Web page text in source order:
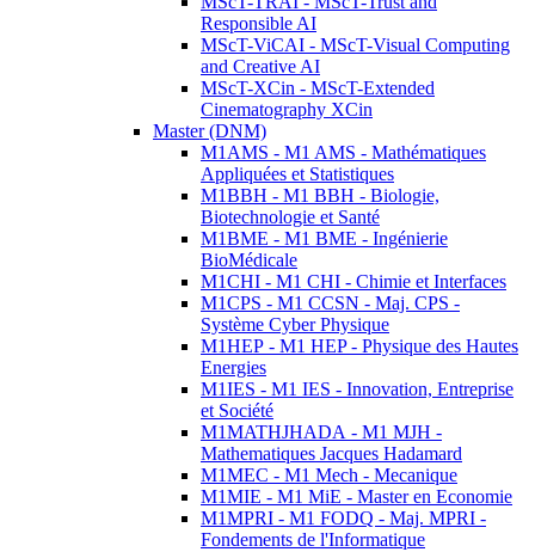
Responsible AI
MScT-ViCAI - MScT-Visual Computing
and Creative AI
MScT-XCin - MScT-Extended
Cinematography XCin
Master (DNM)
M1AMS - M1 AMS - Mathématiques
Appliquées et Statistiques
M1BBH - M1 BBH - Biologie,
Biotechnologie et Santé
M1BME - M1 BME - Ingénierie
BioMédicale
M1CHI - M1 CHI - Chimie et Interfaces
M1CPS - M1 CCSN - Maj. CPS -
Système Cyber Physique
M1HEP - M1 HEP - Physique des Hautes
Energies
M1IES - M1 IES - Innovation, Entreprise
et Société
M1MATHJHADA - M1 MJH -
Mathematiques Jacques Hadamard
M1MEC - M1 Mech - Mecanique
M1MIE - M1 MiE - Master en Economie
M1MPRI - M1 FODQ - Maj. MPRI -
Fondements de l'Informatique